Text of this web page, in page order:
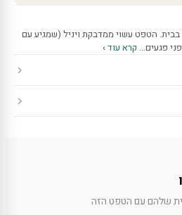
הטפט עשוי ממדבקת ויניל (שמגיע עם
פגעים… קרא עוד ›
שלהם עם הטפט הזה